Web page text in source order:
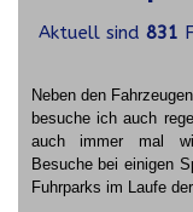
Aktuell sind 831
Neben den
besuche ich auch
auch immer mal
Besuche bei einigen
Fuhrparks im Laufe